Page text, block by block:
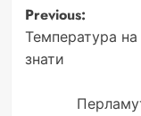
Post
Previous:
Температура
знати